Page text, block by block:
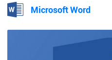
Microsoft Word